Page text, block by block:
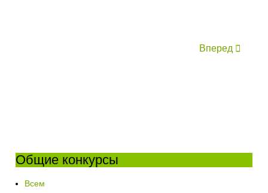
Вперед
Общие конкурсы
Всем